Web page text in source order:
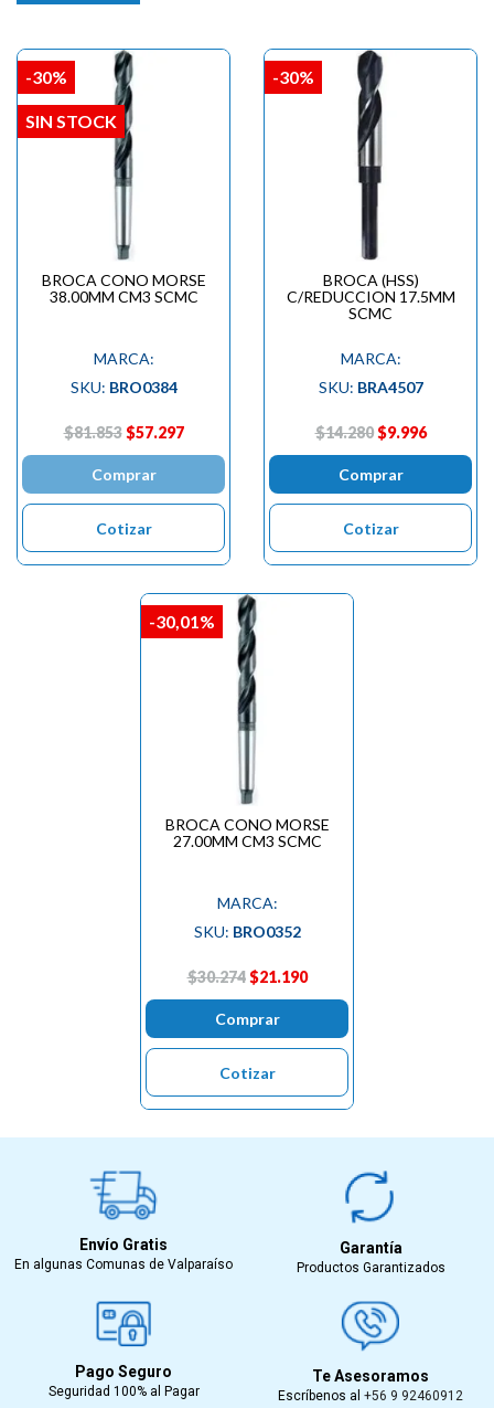
BROCA CONO MORSE
38.00MM CM3 SCMC
MARCA:
SKU: BRO0384
$81.853 $57.297
Comprar
Cotizar
-30%
SIN STOCK
BROCA (HSS)
C/REDUCCION 17.5MM
SCMC
MARCA:
SKU: BRA4507
$14.280 $9.996
Comprar
Cotizar
-30%
BROCA CONO MORSE
27.00MM CM3 SCMC
MARCA:
SKU: BRO0352
$30.274 $21.190
Comprar
Cotizar
-30,01%
Envío Gratis
En algunas Comunas de Valparaíso
Garantía
Productos Garantizados
Pago Seguro
Seguridad 100% al Pagar
Te Asesoramos
Escríbenos al +56 9 92460912